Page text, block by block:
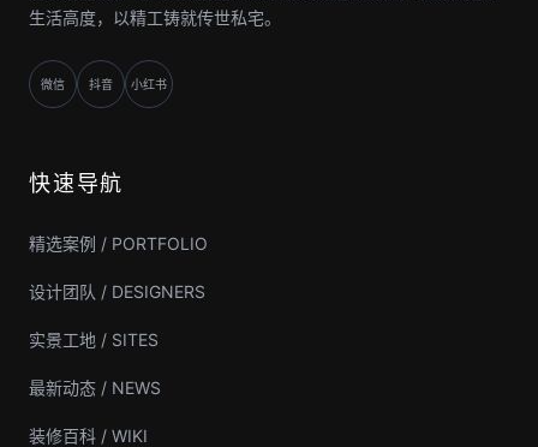
生活高度，以精工铸就传世私宅。
微信 抖音 小红书
快速导航
精选案例 / PORTFOLIO
设计团队 / DESIGNERS
实景工地 / SITES
最新动态 / NEWS
装修百科 / WIKI